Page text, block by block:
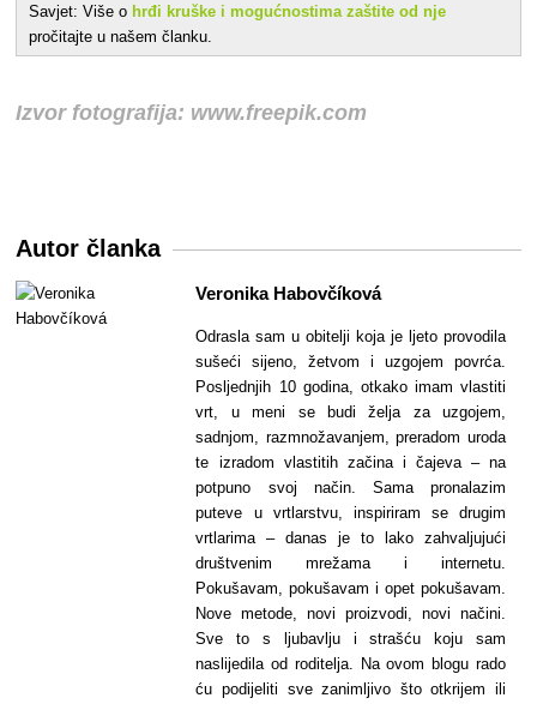
Savjet: Više o hrđi kruške i mogućnostima zaštite od nje
pročitajte u našem članku.
Izvor fotografija: www.freepik.com
Autor članka
Veronika Habovčíková
Odrasla sam u obitelji koja je ljeto provodila
sušeći sijeno, žetvom i uzgojem povrća.
Posljednjih 10 godina, otkako imam vlastiti
vrt, u meni se budi želja za uzgojem,
sadnjom, razmnožavanjem, preradom uroda
te izradom vlastitih začina i čajeva – na
potpuno svoj način. Sama pronalazim
puteve u vrtlarstvu, inspiriram se drugim
vrtlarima – danas je to lako zahvaljujući
društvenim mrežama i internetu.
Pokušavam, pokušavam i opet pokušavam.
Nove metode, novi proizvodi, novi načini.
Sve to s ljubavlju i strašću koju sam
naslijedila od roditelja. Na ovom blogu rado
ću podijeliti sve zanimljivo što otkrijem ili